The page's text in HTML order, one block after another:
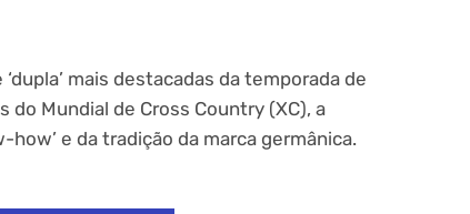
mais destacadas da temporada de
do Mundial de Cross Country (XC), a
e da tradição da marca germânica.